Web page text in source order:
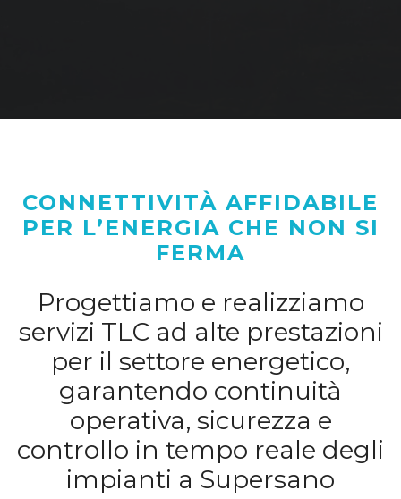
CONNETTIVITÀ AFFIDABILE
PER L’ENERGIA CHE NON SI
FERMA
Progettiamo e realizziamo
servizi TLC ad alte prestazioni
per il settore energetico,
garantendo continuità
operativa, sicurezza e
controllo in tempo reale degli
impianti a Supersano